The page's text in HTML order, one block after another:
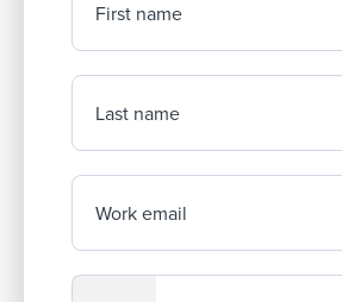
First name
Last name
Work email